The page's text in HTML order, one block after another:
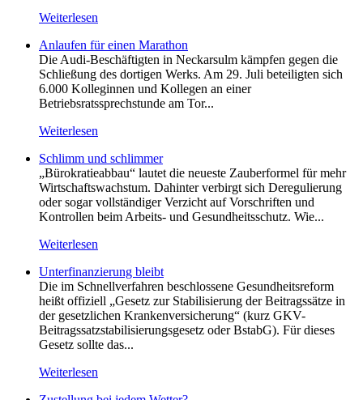
Weiterlesen
Anlaufen für einen Marathon
Die Audi-Beschäftigten in Neckarsulm kämpfen gegen die
Schließung des dortigen Werks. Am 29. Juli beteiligten sich
6.000 Kolleginnen und Kollegen an einer
Betriebsratssprechstunde am Tor...
Weiterlesen
Schlimm und schlimmer
„Bürokratieabbau“ lautet die neueste Zauberformel für mehr
Wirtschaftswachstum. Dahinter verbirgt sich Deregulierung
oder sogar vollständiger Verzicht auf Vorschriften und
Kontrollen beim Arbeits- und Gesundheitsschutz. Wie...
Weiterlesen
Unterfinanzierung bleibt
Die im Schnellverfahren beschlossene Gesundheitsreform
heißt offiziell „Gesetz zur Stabilisierung der Beitragssätze in
der gesetzlichen Krankenversicherung“ (kurz GKV-
Beitragssatzstabilisierungsgesetz oder BstabG). Für dieses
Gesetz sollte das...
Weiterlesen